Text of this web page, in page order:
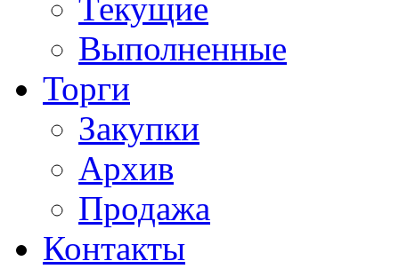
Текущие
Выполненные
Торги
Закупки
Архив
Продажа
Контакты